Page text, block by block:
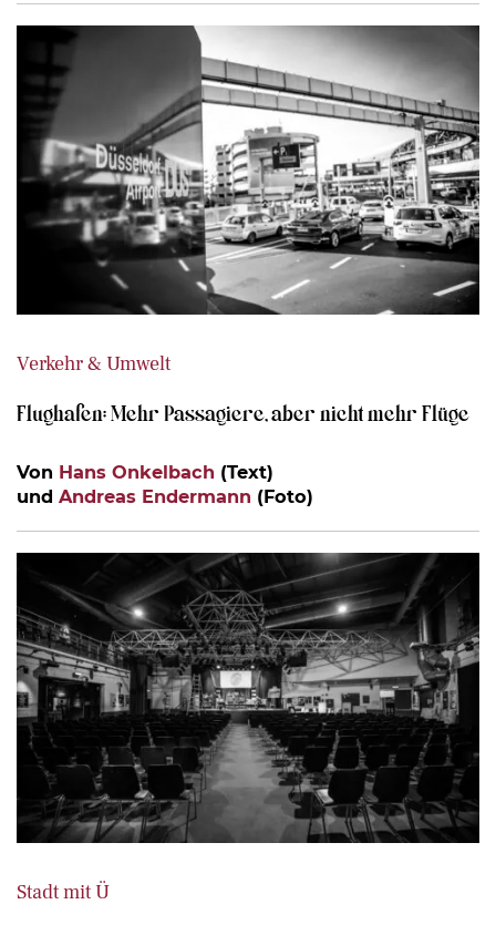
Verkehr & Umwelt
Flughafen: Mehr Passagiere, aber nicht mehr Flüge
Von Hans Onkelbach (Text)
und Andreas Endermann (Foto)
Stadt mit Ü